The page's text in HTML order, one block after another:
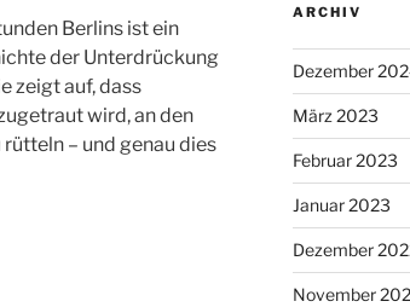
Berlins ist ein
der Unterdrückung
zeigt auf, dass
wird, an den
– und genau dies
ARCHIV
Dezember
März 2023
Februar 2023
Januar 2023
Dezember
November